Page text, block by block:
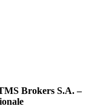
Brokers S.A. –